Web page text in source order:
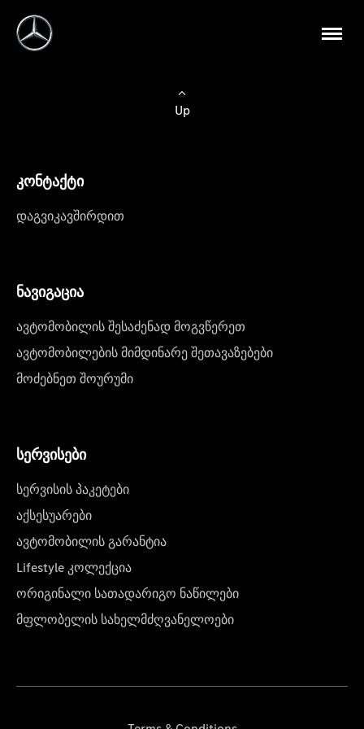
Up
კონტაქტი
დაგვიკავშირდით
ნავიგაცია
ავტომობილის შესაძენად მოგვწერეთ
ავტომობილების მიმდინარე შეთავაზებები
მოძებნეთ შოურუმი
სერვისები
სერვისის პაკეტები
აქსესუარები
ავტომობილის გარანტია
Lifestyle კოლექცია
ორიგინალი სათადარიგო ნაწილები
მფლობელის სახელმძღვანელოები